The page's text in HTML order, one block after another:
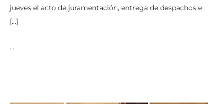
jueves el acto de juramentación, entrega de despachos e
[…]
…